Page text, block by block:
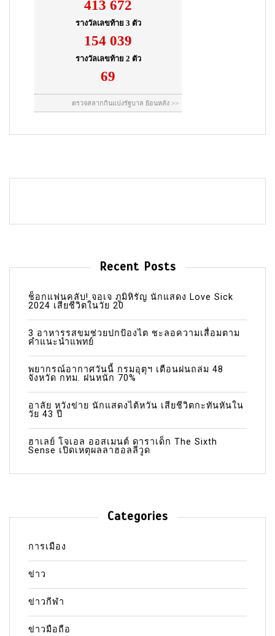
Recent Posts
ช็อกแฟนคลับ! จอเจ ภูมิหิรัญ นักแสดง Love Sick
2024 เสียชีวิตในวัย 20
3 อาหารรสขมช่วยปกป้องไต ชะลอความเสื่อมตาม
คำแนะนำแพทย์
พยากรณ์อากาศวันนี้ กรมอุตุฯ เตือนฝนถล่ม 48
จังหวัด กทม. ฝนหนัก 70%
อาลัย หวังข่าย นักแสดงไต้หวัน เสียชีวิตกะทันหันใน
วัย 43 ปี
ฮาเลย์ โจเอล ออสเมนต์ ดาราเด็ก The Sixth
Sense เปิดเหตุผลลาฮอลลีวูด
Categories
การเมือง
ข่าว
ข่าวกีฬา
ข่าวมือถือ